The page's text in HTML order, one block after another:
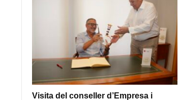
Visita del conseller d’Empresa i